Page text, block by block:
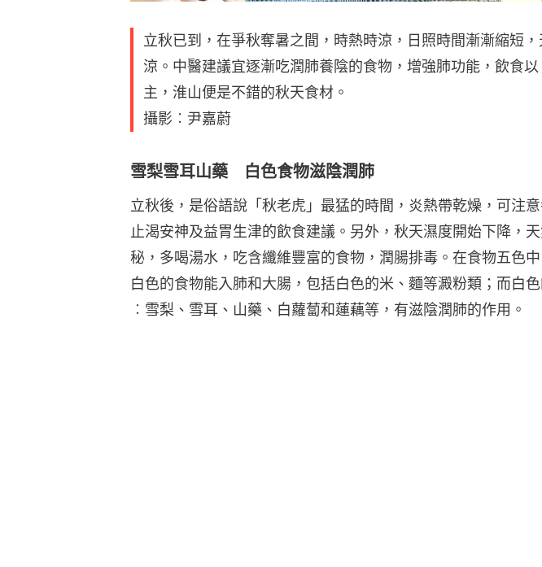
立秋已到，在爭秋奪暑之間，時熱時涼，日照時間漸漸縮短
涼。中醫建議宜逐漸吃潤肺養陰的食物，增強肺功能，飲食
主，淮山便是不錯的秋天食材。
攝影︰尹嘉蔚
雪梨雪耳山藥 白色食物滋陰潤肺
立秋後，是俗語說「秋老虎」最猛的時間，炎熱帶乾燥，可注意
止渴安神及益胃生津的飲食建議。另外，秋天濕度開始下降，
秘，多喝湯水，吃含纖維豐富的食物，潤腸排毒。在食物五色
白色的食物能入肺和大腸，包括白色的米、麵等澱粉類；而白
︰雪梨、雪耳、山藥、白蘿蔔和蓮藕等，有滋陰潤肺的作用。